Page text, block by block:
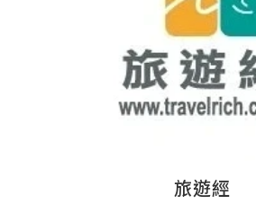
旅遊經